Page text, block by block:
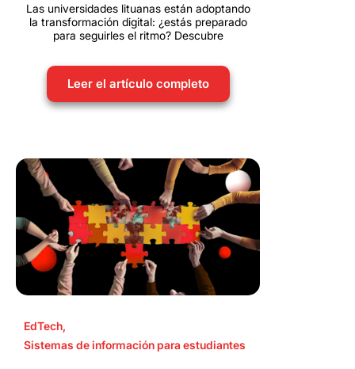
Las universidades lituanas están adoptando
la transformación digital: ¿estás preparado
para seguirles el ritmo? Descubre
Leer el artículo completo
EdTech,
Sistemas de información para estudiantes